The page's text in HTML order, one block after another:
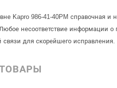
Kapro 986-41-40PM справочная
несоответствие информации
для скорейшего исправления.